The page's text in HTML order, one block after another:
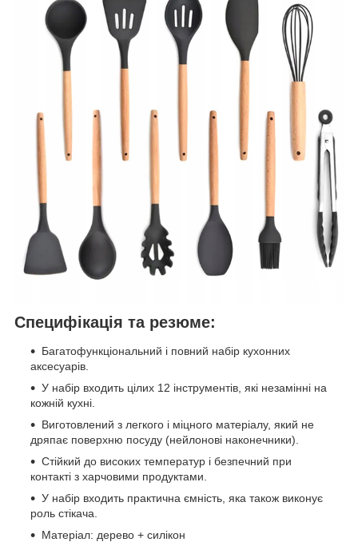
Специфікація та резюме:
Багатофункціональний і повний набір кухонних
аксесуарів.
У набір входить цілих 12 інструментів, які незамінні на
кожній кухні.
Виготовлений з легкого і міцного матеріалу, який не
дряпає поверхню посуду (нейлонові наконечники).
Стійкий до високих температур і безпечний при
контакті з харчовими продуктами.
У набір входить практична ємність, яка також виконує
роль стікача.
Матеріал: дерево + силікон